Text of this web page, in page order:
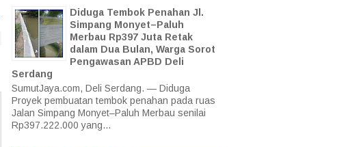
Diduga Tembok Penahan Jl.
Simpang Monyet–Paluh
Merbau Rp397 Juta Retak
dalam Dua Bulan, Warga Sorot
Pengawasan APBD Deli
Serdang
SumutJaya.com, Deli Serdang. — Diduga
Proyek pembuatan tembok penahan pada ruas
Jalan Simpang Monyet–Paluh Merbau senilai
Rp397.222.000 yang...